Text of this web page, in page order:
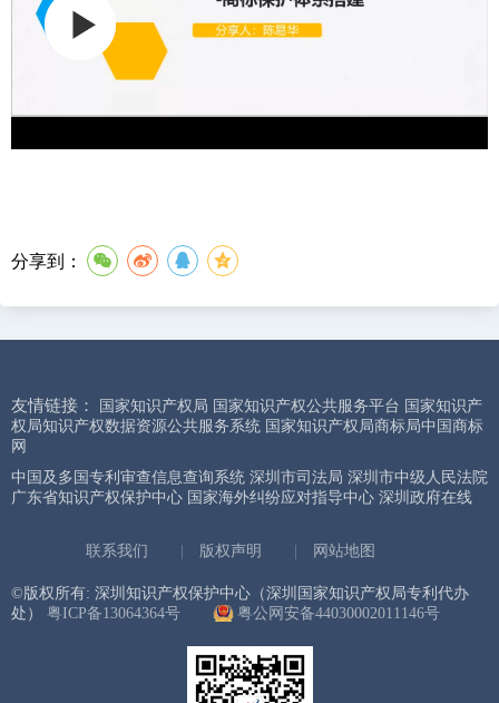
分享到：
友情链接： 国家知识产权局 国家知识产权公共服务平台 国家知识产
权局知识产权数据资源公共服务系统 国家知识产权局商标局中国商标
网
中国及多国专利审查信息查询系统 深圳市司法局 深圳市中级人民法院
广东省知识产权保护中心 国家海外纠纷应对指导中心 深圳政府在线
联系我们 版权声明 网站地图
©版权所有: 深圳知识产权保护中心（深圳国家知识产权局专利代办
处） 粤ICP备13064364号 粤公网安备44030002011146号